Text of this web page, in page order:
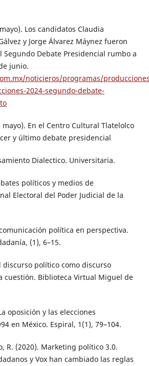
Los candidatos Claudia
y Jorge Álvarez Máynez fueron
Segundo Debate Presidencial rumbo a
junio.
noticieros/programas/
2024-segundo-debate-
mayo). En el Centro Cultural Tlatelolco
y último debate presidencial
Dialectico. Universitaria.
políticos y medios de
Electoral del Poder Judicial de la
política en perspectiva.
(1), 6–15.
discurso político como discurso
cuestión. Biblioteca Virtual Miguel de
oposición y las elecciones
en México. Espiral, 1(1), 79–104.
R. (2020). Marketing político 3.0.
y Vox han cambiado las reglas